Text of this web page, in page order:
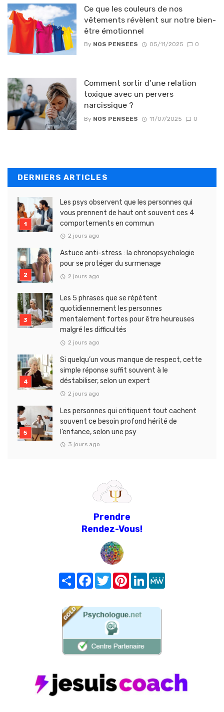
Ce que les couleurs de nos
vêtements révèlent sur notre bien-
être émotionnel
By NOS PENSEES 05/11/2025 0
Comment sortir d’une relation
toxique avec un pervers
narcissique ?
By NOS PENSEES 11/07/2025 0
DERNIERS ARTICLES
Les psys observent que les personnes qui
vous prennent de haut ont souvent ces 4
comportements en commun
2 jours ago
Astuce anti-stress : la chronopsychologie
pour se protéger du surmenage
2 jours ago
Les 5 phrases que se répètent
quotidiennement les personnes
mentalement fortes pour être heureuses
malgré les difficultés
2 jours ago
Si quelqu’un vous manque de respect, cette
simple réponse suffit souvent à le
déstabiliser, selon un expert
2 jours ago
Les personnes qui critiquent tout cachent
souvent ce besoin profond hérité de
l’enfance, selon une psy
3 jours ago
Prendre
Rendez-Vous!
Share FacebookTwitterPinterest
LinkedIn